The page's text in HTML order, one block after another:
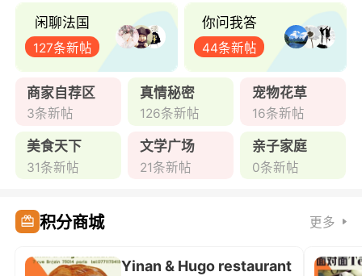
闲聊法国
127条新帖
你问我答
44条新帖
商家自荐区
3条新帖
真情秘密
126条新帖
宠物花草
16条新帖
美食天下
31条新帖
文学广场
21条新帖
亲子家庭
0条新帖
积分商城 更多
Yinan & Hugo restaurant